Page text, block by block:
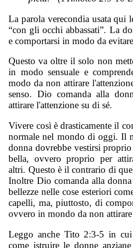
La parola verecondia usata qui
“con gli occhi abbassati”. La
e comportarsi in modo da
Questo va oltre il solo non
in modo sensuale e
modo da non attirare
senso. Dio comanda alla
attirare l'attenzione su di sé.
Vivere così è drasticamente il
normale nel mondo di oggi. Il
donna dovrebbe vestirsi proprio
bella, ovvero proprio per
altri. Questo è il contrario di
Inoltre Dio comanda alla
bellezze nelle cose esteriori
capelli, ma, piuttosto, di
ovvero in mondo da non
Leggo anche Tito 2:3-5 in
come istruire le donne